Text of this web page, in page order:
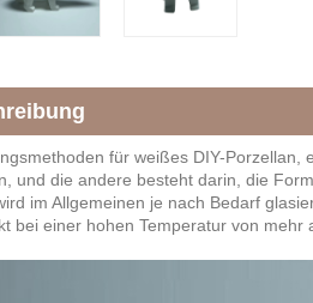
für weißes DIY-
und die andere besteht darin, die
im Allgemeinen je nach Bedarf
bei einer hohen Temperatur von mehr